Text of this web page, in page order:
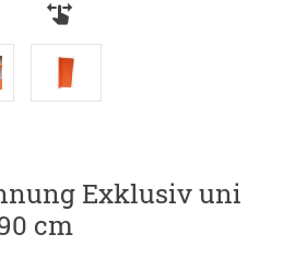
Exklusiv uni
cm